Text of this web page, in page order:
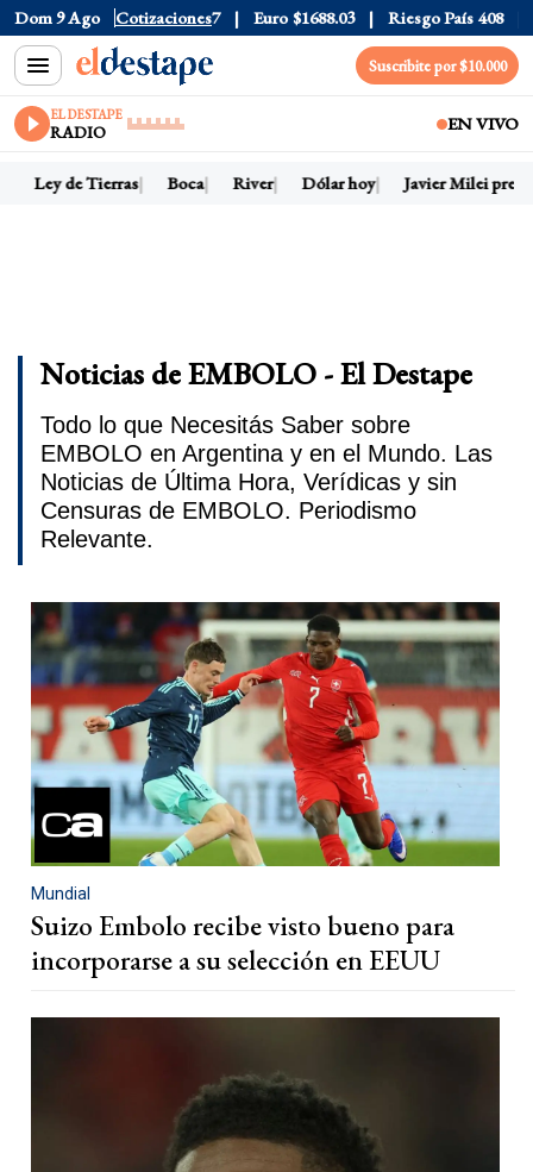
Dom 9 Ago Cotizaciones
Dólar CCL $1580.7 Euro $1688.03 Riesgo País 408
Suscribite por $10.000
EL DESTAPE
RADIO EN VIVO
Ley de Tierras Boca River Dólar hoy Javier Milei
Noticias de EMBOLO - El Destape
Todo lo que Necesitás Saber sobre
EMBOLO en Argentina y en el Mundo. Las
Noticias de Última Hora, Verídicas y sin
Censuras de EMBOLO. Periodismo
Relevante.
Mundial
Suizo Embolo recibe visto bueno para
incorporarse a su selección en EEUU